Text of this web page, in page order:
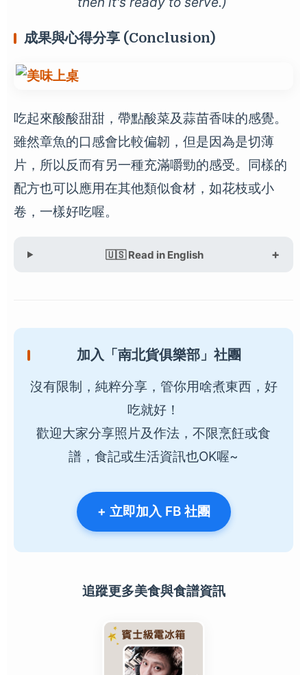
成果與心得分享 (Conclusion)
吃起來酸酸甜甜，帶點酸菜及蒜苗香味的感覺。
雖然章魚的口感會比較偏韌，但是因為是切薄
片，所以反而有另一種充滿嚼勁的感受。同樣的
配方也可以應用在其他類似食材，如花枝或小
卷，一樣好吃喔。
🇺🇸 Read in English
加入「南北貨俱樂部」社團
沒有限制，純粹分享，管你用啥煮東西，好
吃就好！
歡迎大家分享照片及作法，不限烹飪或食
譜，食記或生活資訊也OK喔~
+ 立即加入 FB 社團
追蹤更多美食與食譜資訊